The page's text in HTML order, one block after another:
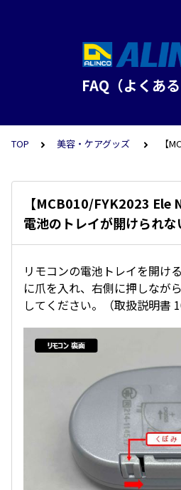
FAQ（よくある
TOP 美容・ケアグッズ 【
【MCB010/FYK2023 Ele
電池のトレイが開けられな
リモコンの電池トレイを開け
に爪を入れ、右側に押しなが
してください。（取扱説明書